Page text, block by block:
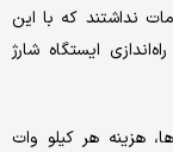
نداشتند که با این
ایستگاه شارژ
هزینه هر کیلو وات‌